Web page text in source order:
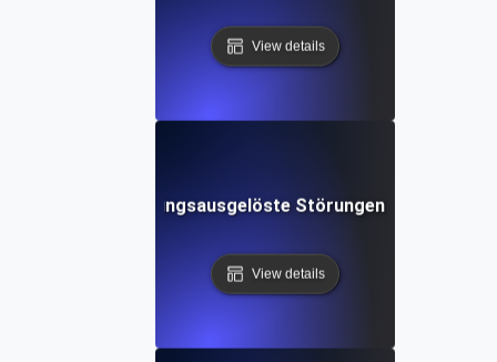
View details
Was sind Bewegungsausgelöste Störungen in der
View details